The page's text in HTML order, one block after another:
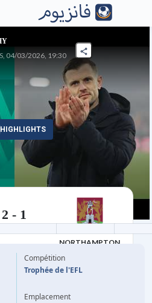
04/03/2026, 19:30
HIGHLIGHTS
2 - 1
NORTHAMPTON
Compétition
Trophée de l'EFL
Emplacement